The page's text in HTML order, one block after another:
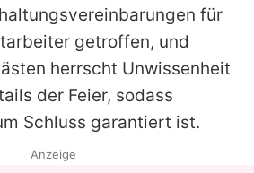
für
getroffen, und
herrscht Unwissenheit
der Feier, sodass
Schluss garantiert ist.
Anzeige